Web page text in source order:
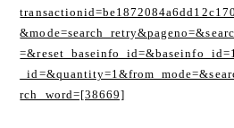
rch_word=[38669]